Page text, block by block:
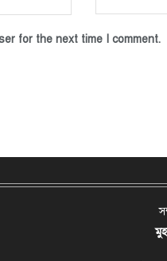
for the next time I comment.